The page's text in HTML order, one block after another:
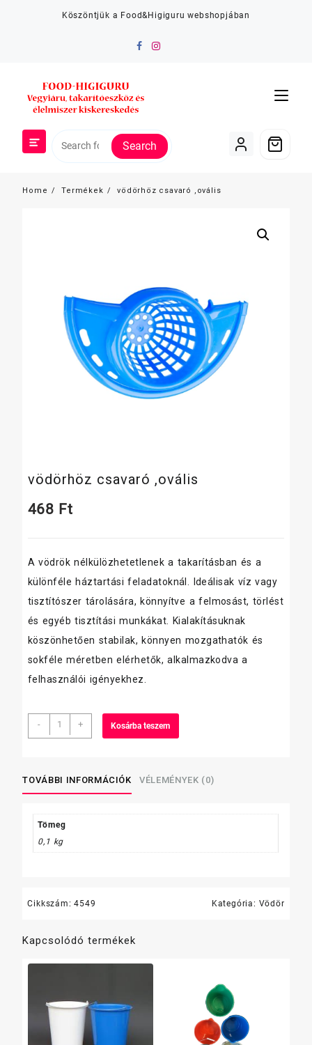
Köszöntjük a Food&Higiguru webshopjában
Search
Home Termékek vödörhöz csavaró ,ovális
vödörhöz csavaró ,ovális
468 Ft
A vödrök nélkülözhetetlenek a takarításban és a
különféle háztartási feladatoknál. Ideálisak víz vagy
tisztítószer tárolására, könnyítve a felmosást, törlést
és egyéb tisztítási munkákat. Kialakításuknak
köszönhetően stabilak, könnyen mozgathatók és
sokféle méretben elérhetők, alkalmazkodva a
felhasználói igényekhez.
-
vödörhöz
csavaró
+ Kosárba teszem
TOVÁBBI INFORMÁCIÓK VÉLEMÉNYEK (0)
Tömeg
0,1 kg
Cikkszám:4549 Kategória: Vödör
Kapcsolódó termékek